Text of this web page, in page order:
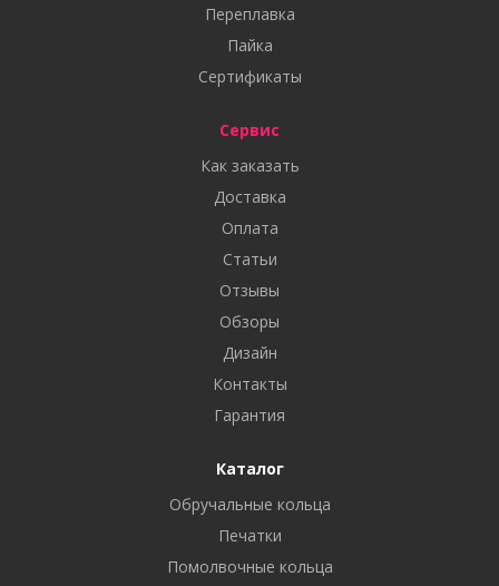
Переплавка
Пайка
Сертификаты
Сервис
Как заказать
Доставка
Оплата
Статьи
Отзывы
Обзоры
Дизайн
Контакты
Гарантия
Каталог
Обручальные кольца
Печатки
Помолвочные кольца